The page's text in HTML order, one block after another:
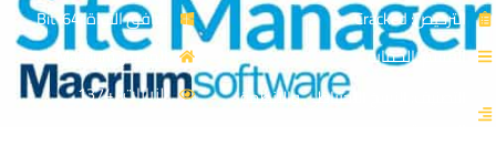
الترخيص: Cracked
القسم: الحماية
التصنيف: النسخ الاحتياطي والانظمة
توافق النواة: 64-Bit
المصدر: Macrium
الزيارات : 1374